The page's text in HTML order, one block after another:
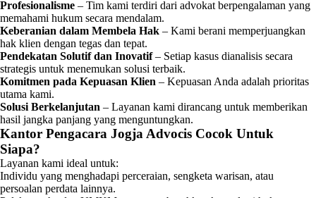
Profesionalisme – Tim kami terdiri dari advokat berpengalaman yang
memahami hukum secara mendalam.
Keberanian dalam Membela Hak – Kami berani memperjuangkan
hak klien dengan tegas dan tepat.
Pendekatan Solutif dan Inovatif– Setiap kasus dianalisis secara
strategis untuk menemukan solusi terbaik.
Komitmen pada Kepuasan Klien – Kepuasan Anda adalah prioritas
utama kami.
Solusi Berkelanjutan – Layanan kami dirancang untuk memberikan
hasil jangka panjang yang menguntungkan.
Kantor Pengacara Jogja Advocis Cocok Untuk
Siapa?
Layanan kami ideal untuk:
Individu yang menghadapi perceraian, sengketa warisan, atau
persoalan perdata lainnya.